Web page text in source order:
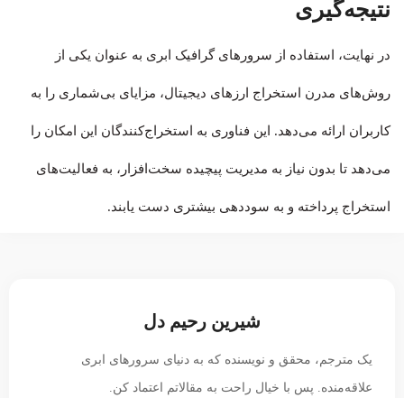
نتیجه‌گیری
در نهایت، استفاده از سرورهای گرافیک ابری به عنوان یکی از
روش‌های مدرن استخراج ارزهای دیجیتال، مزایای بی‌شماری را به
کاربران ارائه می‌دهد. این فناوری به استخراج‌کنندگان این امکان را
می‌دهد تا بدون نیاز به مدیریت پیچیده سخت‌افزار، به فعالیت‌های
استخراج پرداخته و به سوددهی بیشتری دست یابند.
شیرین رحیم دل
یک مترجم، محقق و نویسنده که به دنیای سرورهای ابری
علاقه‌منده. پس با خیال راحت به مقالاتم اعتماد کن.